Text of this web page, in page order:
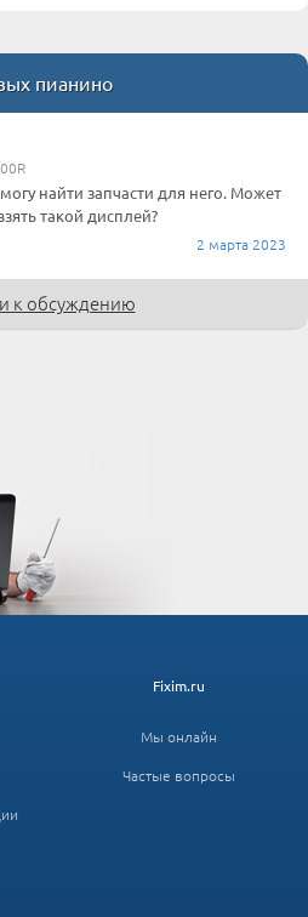
пианино
найти запчасти для него. Может
такой дисплей?
2 марта 2023
к обсуждению
Fixim.ru
Мы онлайн
Частые вопросы